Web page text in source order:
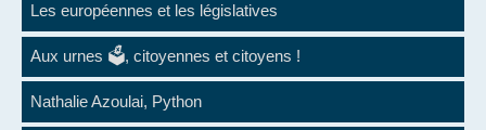
Les européennes et les législatives
Aux urnes 🗳️, citoyennes et citoyens !
Nathalie Azoulai, Python